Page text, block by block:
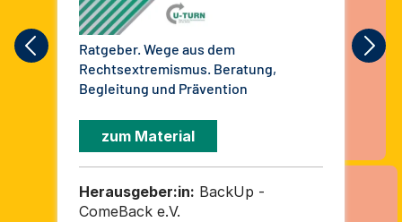
Ratgeber. Wege aus dem
Rechtsextremismus. Beratung,
Begleitung und Prävention
zum Material
Herausgeber:in: BackUp -
ComeBack e.V.